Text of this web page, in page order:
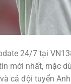
24/7 tại
mới nhất, mặc
cả đội tuyển